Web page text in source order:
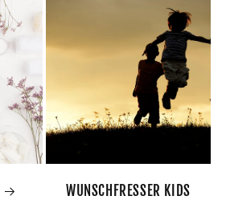
WUNSCHFRESSER KIDS